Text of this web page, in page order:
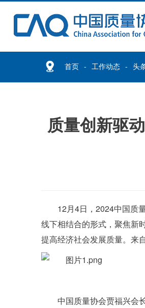
首页 工作动态 头
质量创新驱
12月4日，2024中国质
线下相结合的形式，聚焦新
提高经济社会发展质量。来
中国质量协会贾福兴会